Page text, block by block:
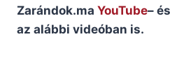
Zarándok.ma YouTube–
az alábbi videóban is.